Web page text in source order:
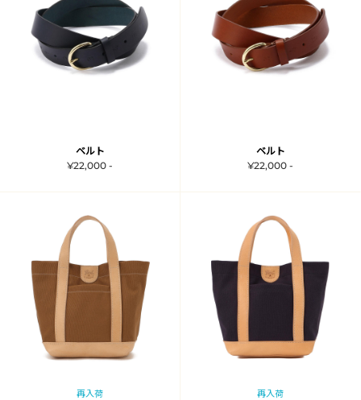
ベルト
¥22,000 -
ベルト
¥22,000 -
再入荷 再入荷